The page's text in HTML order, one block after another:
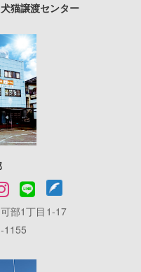
猫譲渡センター
部1丁目1-17
1155